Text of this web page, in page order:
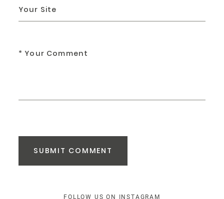
SUBMIT COMMENT
FOLLOW US ON INSTAGRAM